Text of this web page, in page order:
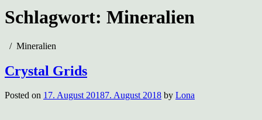
Schlagwort: Mineralien
Mineralien
Crystal Grids
Posted on 17. August 20187. August 2018 by Lona